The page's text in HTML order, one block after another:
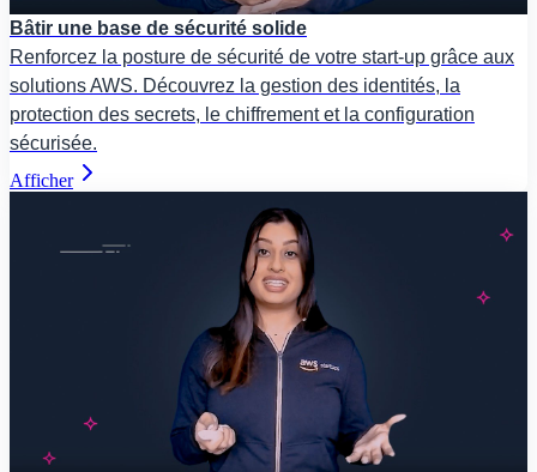
Bâtir une base de sécurité solide
Renforcez la posture de sécurité de votre start-up grâce aux
solutions AWS. Découvrez la gestion des identités, la
protection des secrets, le chiffrement et la configuration
sécurisée.
Afficher